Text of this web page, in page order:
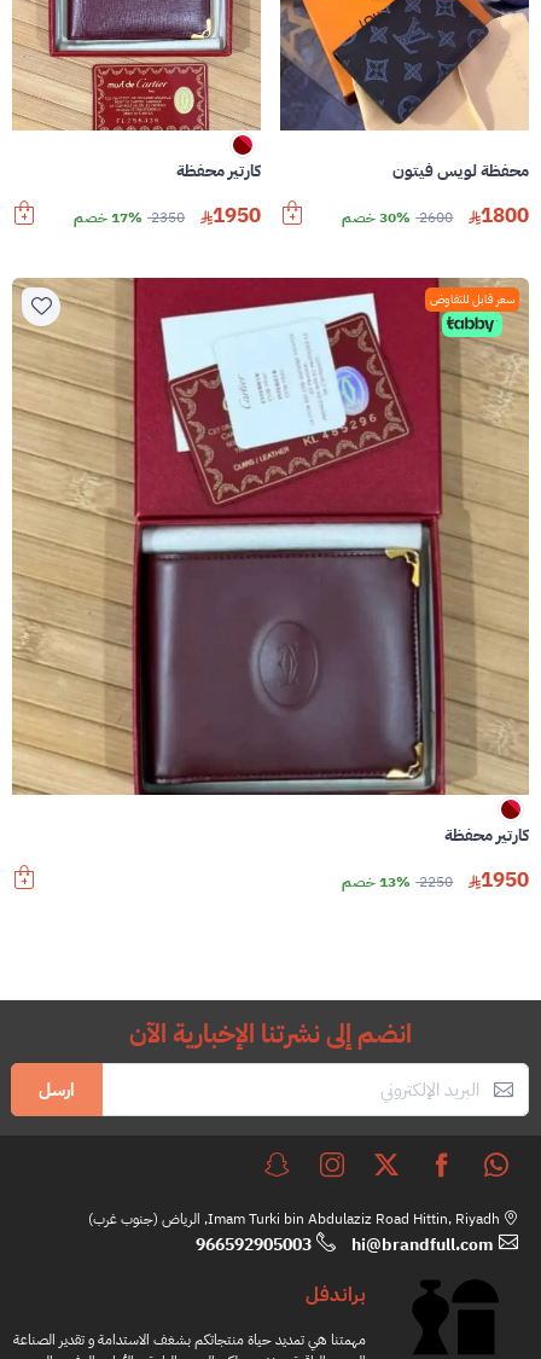
محفظة لويس فيتون
1800
2600 30% خصم
كارتير محفظة
1950
2350 17% خصم
سعر قابل للتفاوض
كارتير محفظة
1950
2250 13% خصم
انضم إلى نشرتنا الإخبارية الآن
ارسل
Imam Turki bin Abdulaziz Road Hittin, Riyadh, الرياض (جنوب غرب)
hi@brandfull.com
966592905003
براندفل
مهمتنا هي تمديد حياة منتجاتكم بشغف الاستدامة و تقدير الصناعة